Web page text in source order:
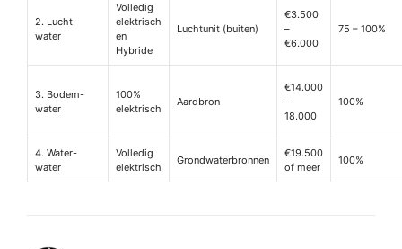
2. Lucht-
water
Volledig
elektrisch
en
Hybride
Luchtunit (buiten)
€3.500
–
€6.000
75 – 100%
3. Bodem-
water
100%
elektrisch
Aardbron
€14.000
–
18.000
100%
4. Water-
water
Volledig
elektrisch
Grondwaterbronnen
€19.500
of meer
100%